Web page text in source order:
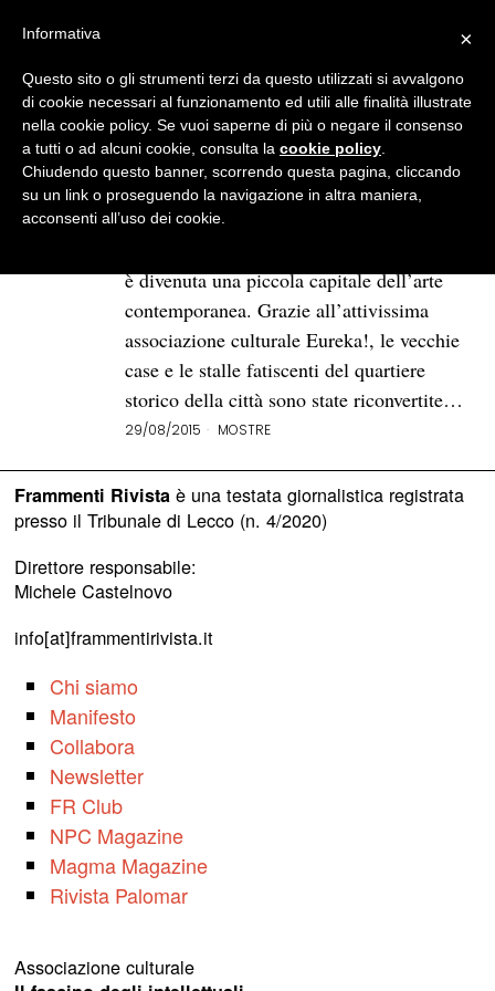
BROWSE TAG
laboratorio saccardi
Estrazione/Astrazione: l’arte
contemporanea
di scena a Caltanissetta
è divenuta una piccola capitale dell’arte
contemporanea. Grazie all’attivissima
associazione culturale Eureka!, le vecchie
case e le stalle fatiscenti del quartiere
storico della città sono state riconvertite…
29/08/2015 MOSTRE
Frammenti Rivistaè una testata giornalistica registrata
presso il Tribunale di Lecco (n. 4/2020)
Direttore responsabile:
Michele Castelnovo
info[at]frammentirivista.it
Chi siamo
Manifesto
Collabora
Newsletter
FR Club
NPC Magazine
Magma Magazine
Rivista Palomar
Associazione culturale
×
Informativa
Questo sito o gli strumenti terzi da questo utilizzati si avvalgono
di cookie necessari al funzionamento ed utili alle finalità illustrate
nella cookie policy. Se vuoi saperne di più o negare il consenso
a tutti o ad alcuni cookie, consulta la cookie policy
Chiudendo questo banner, scorrendo questa pagina, cliccando
su un link o proseguendo la navigazione in altra maniera,
acconsenti all’uso dei cookie.